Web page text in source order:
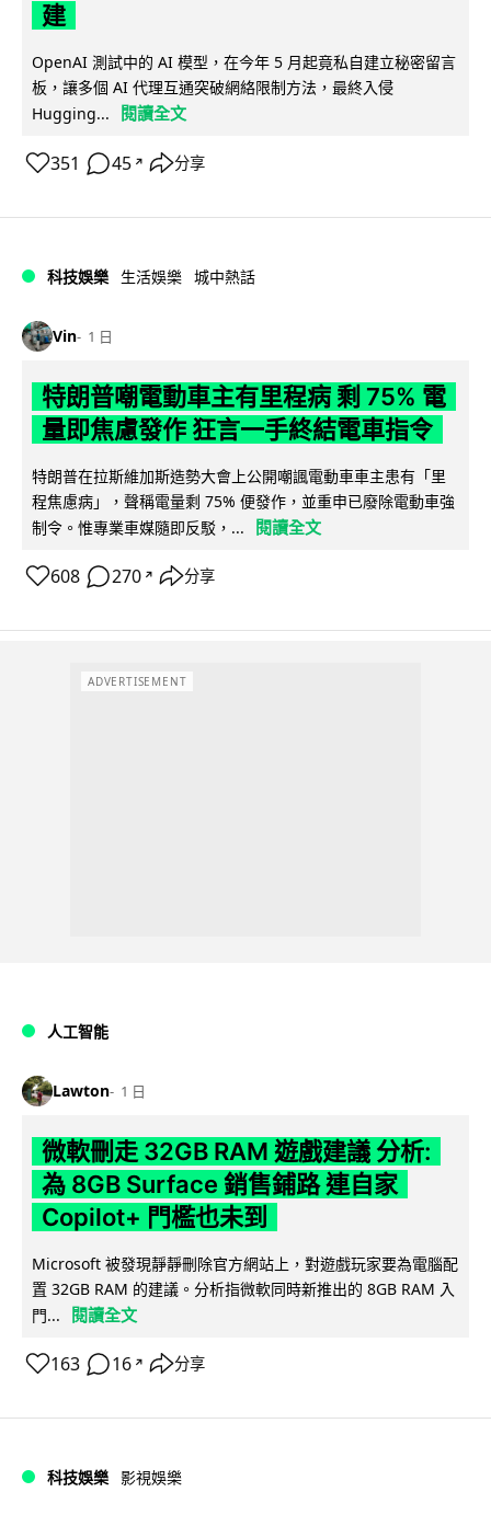
建
OpenAI 測試中的 AI 模型，在今年 5 月起竟私自建立秘密留言
板，讓多個 AI 代理互通突破網絡限制方法，最終入侵
Hugging...
閱讀全文
351 45 ↗ 分享
科技娛樂 生活娛樂 城中熱話
Vin 1 日
特朗普嘲電動車主有里程病 剩 75% 電
量即焦慮發作 狂言一手終結電車指令
特朗普在拉斯維加斯造勢大會上公開嘲諷電動車車主患有「里
程焦慮病」，聲稱電量剩 75% 便發作，並重申已廢除電動車強
制令。惟專業車媒隨即反駁，...
閱讀全文
608 270 ↗ 分享
ADVERTISEMENT
人工智能
Lawton 1 日
微軟刪走 32GB RAM 遊戲建議 分析:
為 8GB Surface 銷售鋪路 連自家
Copilot+ 門檻也未到
Microsoft 被發現靜靜刪除官方網站上，對遊戲玩家要為電腦配
置 32GB RAM 的建議。分析指微軟同時新推出的 8GB RAM 入
門...
閱讀全文
163 16 ↗ 分享
科技娛樂 影視娛樂